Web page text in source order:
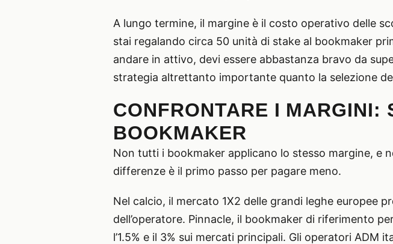
A lungo termine, il margine è il costo operativo delle
stai regalando circa 50 unità di stake al bookmaker
andare in attivo, devi essere abbastanza bravo da
strategia altrettanto importante quanto la selezione
CONFRONTARE I MARGINI:
BOOKMAKER
Non tutti i bookmaker applicano lo stesso margine, e
differenze è il primo passo per pagare meno.
Nel calcio, il mercato 1X2 delle grandi leghe europee
dell’operatore. Pinnacle, il bookmaker di riferimento
l’1.5% e il 3% sui mercati principali. Gli operatori ADM